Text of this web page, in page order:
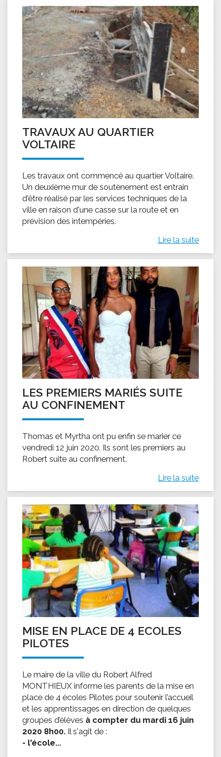
TRAVAUX AU QUARTIER
VOLTAIRE
Les travaux ont commencé au quartier Voltaire.
Un deuxième mur de soutènement est entrain
d'être réalisé par les services techniques de la
ville en raison d'une casse sur la route et en
prévision des intempéries.
Lire la suite
LES PREMIERS MARIÉS SUITE
AU CONFINEMENT
Thomas et Myrtha ont pu enfin se marier ce
vendredi 12 juin 2020. Ils sont les premiers au
Robert suite au confinement.
Lire la suite
MISE EN PLACE DE 4 ECOLES
PILOTES
Le maire de la ville du Robert Alfred
MONTHIEUX informe les parents de la mise en
place de 4 écoles Pilotes pour soutenir l’accueil
et les apprentissages en direction de quelques
groupes d’élèves à compter du mardi 16 juin
2020 8h00. Il s'agit de :
- l'école...